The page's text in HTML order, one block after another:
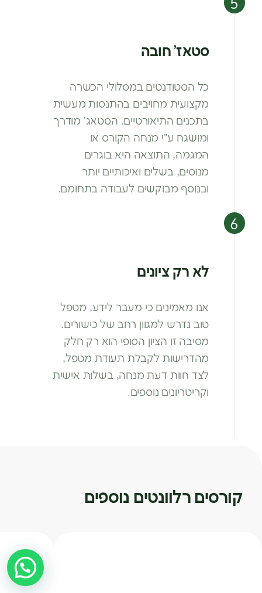
סטאז’ חובה
כל הסטודנטים במסלולי הכשרה
מקצועית מחויבים בהתנסות מעשית
בתכנים התיאורטיים. הסטאג’ מודרך
ומושגח ע”י מנחה הקורס או
המגמה, התוצאה היא בוגרים
מנוסים, בשלים ואיכותיים יותר
ובנוסף מבוקשים לעבודה בתחומם.
לא רק ציונים
אנו מאמינים כי מעבר לידע, מטפל
טוב נדרש למגוון רחב של כישורים.
מסיבה זו הציון הסופי הוא רק חלק
מהדרישות לקבלת תעודת מטפל,
לצד חוות דעתמנחה, בשלות אישית
וקריטריונים נוספים.
קורסים רלוונטים נוספים